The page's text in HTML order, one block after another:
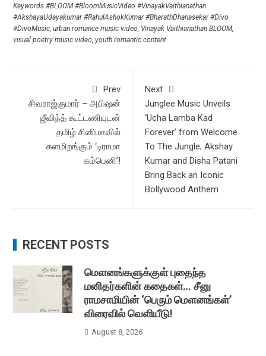
Keywords #BLOOM #BloomMusicVideo #VinayakVaithianathan
#AkshayaUdayakumar #RahulAshokKumar #BharathDhanasekar #Divo
#DivoMusic,urban romance music video, Vinayak Vaithianathan BLOOM,
visual poetry music video,youth romantic content
Prev
சிவராஜ்குமார் – அபிஷன்
ஜீவிந்த் கூட்டணியுடன்
தமிழ் சினிமாவில்
களமிறங்கும் ‘டிராமா
கம்பெனி’!
Next
Junglee Music Unveils
‘Ucha Lamba Kad
Forever’ from Welcome
To The Jungle; Akshay
Kumar and Disha Patani
Bring Back an Iconic
Bollywood Anthem
RECENT POSTS
மௌனங்களுக்குள் புதைந்த
மனிதர்களின் கதைகள்… சீனு
ராமசாமியின் ‘பெரும் மௌனங்கள்’
விரைவில் வெளியீடு!
August 8, 2026